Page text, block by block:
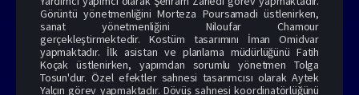
Görüntü yönetmenliğini Morteza Poursamadi üstlenirken,
sanat yönetmenliğini Niloufar Chamour
gerçekleştirmektedir. Kostüm tasarımını İman Omidvar
yapmaktadır. İlk asistan ve planlama müdürlüğünü Fatih
Koçak üstlenirken, yapımdan sorumlu yönetmen Tolga
Tosun'dur. Özel efektler sahnesi tasarımcısı olarak Aytek
Yalçın görev yapmaktadır. Dövüş sahnesi koordinatörlüğünü